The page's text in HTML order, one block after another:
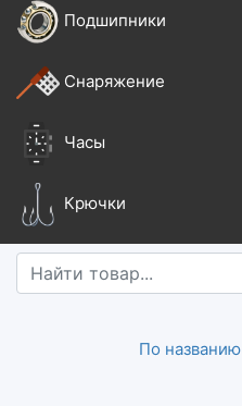
Подшипники
Снаряжение
Часы
Крючки
По названию